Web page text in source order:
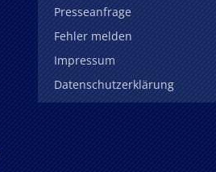
Presseanfrage
Fehler melden
Impressum
Datenschutzerklärung